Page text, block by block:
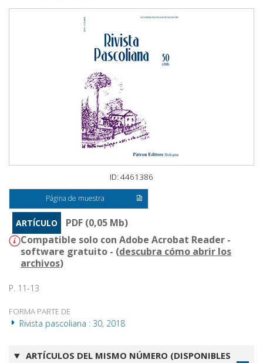
ID: 4461386
Página de muestra
ARTÍCULO
PDF (0,05 Mb)
Compatible solo con Adobe Acrobat Reader -
software gratuito - (descubra cómo abrir los
archivos)
P. 11-13
FORMA PARTE DE
Rivista pascoliana : 30, 2018
ARTÍCULOS DEL MISMO NÚMERO (DISPONIBLES